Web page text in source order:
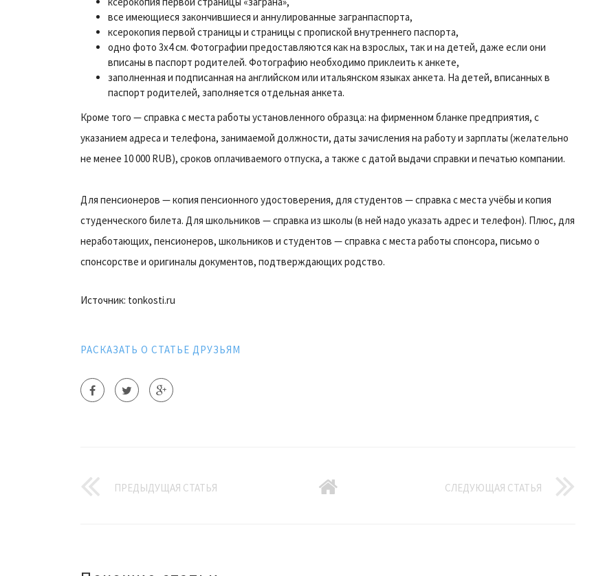
все имеющиеся закончившиеся и аннулированные загранпаспорта,
ксерокопия первой страницы и страницы с пропиской внутреннего паспорта,
одно фото 3x4 см. Фотографии предоставляются как на взрослых, так и на детей, даже если они
вписаны в паспорт родителей. Фотографию необходимо приклеить к анкете,
заполненная и подписанная на английском или итальянском языках анкета. На детей, вписанных в
паспорт родителей, заполняется отдельная анкета.
Кроме того — справка с места работы установленного образца: на фирменном бланке предприятия, с
указанием адреса и телефона, занимаемой должности, даты зачисления на работу и зарплаты (желательно
не менее 10 000 RUB), сроков оплачиваемого отпуска, а также с датой выдачи справки и печатью компании.
Для пенсионеров — копия пенсионного удостоверения, для студентов — справка с места учёбы и копия
студенческого билета. Для школьников — справка из школы (в ней надо указать адрес и телефон). Плюс, для
неработающих, пенсионеров, школьников и студентов — справка с места работы спонсора, письмо о
спонсорстве и оригиналы документов, подтверждающих родство.
Источник: tonkosti.ru
РАСКАЗАТЬ О СТАТЬЕ ДРУЗЬЯМ
ПРЕДЫДУЩАЯ СТАТЬЯ СЛЕДУЮЩАЯ СТАТЬЯ